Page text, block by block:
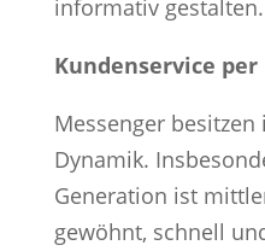
informativ gestalten.
Kundenservice per
Messenger besitzen
Dynamik.
Generation ist
gewöhnt, schnell